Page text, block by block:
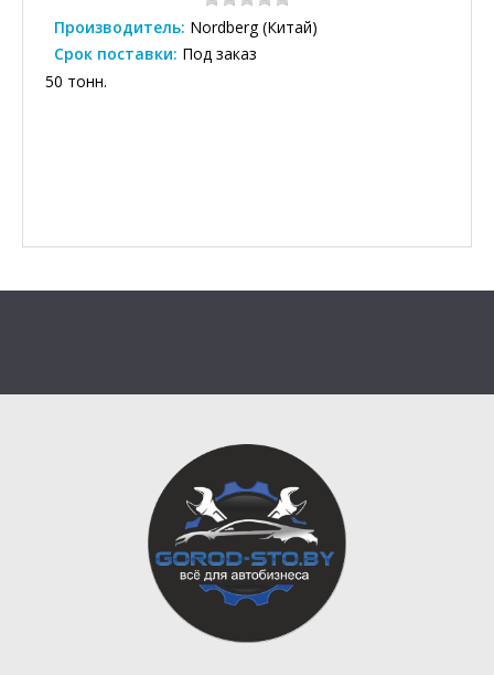
Производитель: Nordberg (Китай)
Срок поставки: Под заказ
50 тонн.